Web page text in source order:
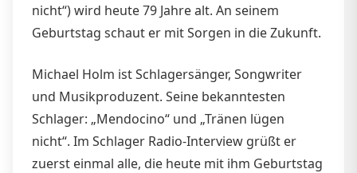
nicht“) wird heute 79 Jahre alt. An seinem
Geburtstag schaut er mit Sorgen in die Zukunft.
Michael Holm ist Schlagersänger, Songwriter
und Musikproduzent. Seine bekanntesten
Schlager: „Mendocino“ und „Tränen lügen
nicht“. Im Schlager Radio-Interview grüßt er
zuerst einmal alle, die heute mit ihm Geburtstag